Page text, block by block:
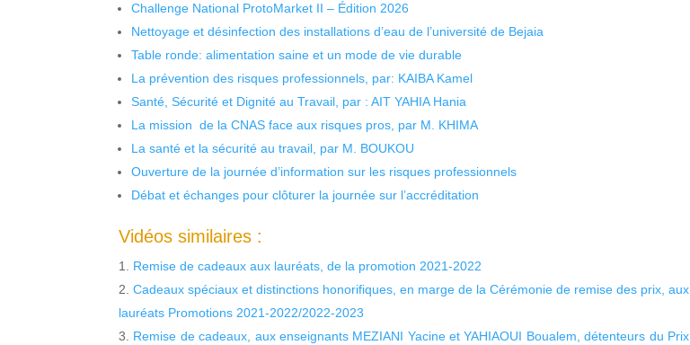
Challenge National ProtoMarket II – Édition 2026
Nettoyage et désinfection des installations d’eau de l’université de Bejaia
Table ronde: alimentation saine et un mode de vie durable
La prévention des risques professionnels, par: KAIBA Kamel
Santé, Sécurité et Dignité au Travail, par : AIT YAHIA Hania
La mission de la CNAS face aux risques pros, par M. KHIMA
La santé et la sécurité au travail, par M. BOUKOU
Ouverture de la journée d’information sur les risques professionnels
Débat et échanges pour clôturer la journée sur l’accréditation
Vidéos similaires :
Remise de cadeaux aux lauréats, de la promotion 2021-2022
Cadeaux spéciaux et distinctions honorifiques, en marge de la Cérémonie de remise des prix, aux
lauréats Promotions 2021-2022/2022-2023
Remise de cadeaux, aux enseignants MEZIANI Yacine et YAHIAOUI Boualem, détenteurs du Prix